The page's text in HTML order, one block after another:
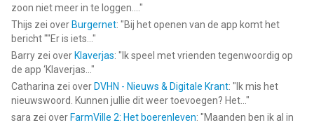
zoon niet meer in te loggen.... "
Thijs zei over Burgernet: "Bij het openen van de app komt het
bericht ""Er is iets... "
Barry zei over Klaverjas: " Ik speel met vrienden tegenwoordig op
de app ‘Klaverjas... "
Catharina zei over DVHN - Nieuws & Digitale Krant: " Ik mis het
nieuwswoord. Kunnen jullie dit weer toevoegen? Het... "
sara zei over FarmVille 2: Het boerenleven: "Maanden ben ik al in